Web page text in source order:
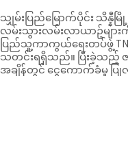
သျှမ်းပြည်မြောက်ပိုင်း သိန္နီ
လမ်းသွားလမ်းလာယာဥ်မျာ
ပြည်သူ့ကာကွယ်ရေးတပ်ဖွဲ့
သတင်းရရှိသည်။ ပြီးခဲ့သည့် ဇန်နဝါရီလ ၅ ရက်နေ့ ညနေ ၆ နာရီဝန်းကျင်
အချိန်တွင် ငွေကောက်ခံမှု ပြုလု